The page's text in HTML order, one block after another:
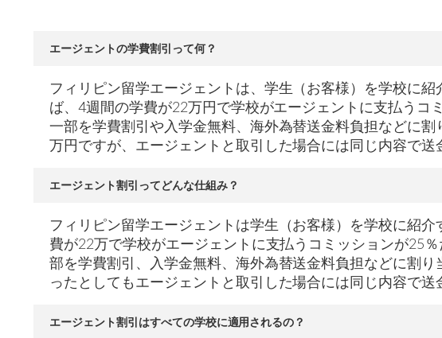
エージェントの学費割引って何？
フィリピン留学エージェントは、学生（お客様）を学校に
ば、4週間の学費が22万円で学校がエージェントに支払う
一部を学費割引や入学金無料、海外為替送金料負担などに
万円ですが、エージェントと取引した場合には同じ内容で送
エージェント割引ってどんな仕組み？
フィリピン留学エージェントは学生（お客様）を学校に紹
費が22万で学校がエージェントに支払うコミッションが25
部を学費割引、入学金無料、海外為替送金料負担などに割
ったとしてもエージェントと取引した場合には同じ内容で
エージェント割引はすべての学校に適用されるの？